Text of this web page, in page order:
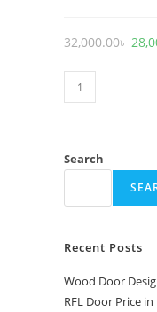
32,000.00৳
Chittagong
Segun
-
Search
Recent Posts
Wood Door
RFL Door Price in